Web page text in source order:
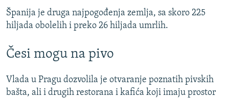
Španija je druga najpogođenja zemlja, sa skoro 225
hiljada obolelih i preko 26 hiljada umrlih.
Česi mogu na pivo
Vlada u Pragu dozvolila je otvaranje poznatih pivskih
bašta, ali i drugih restorana i kafića koji imaju prostor